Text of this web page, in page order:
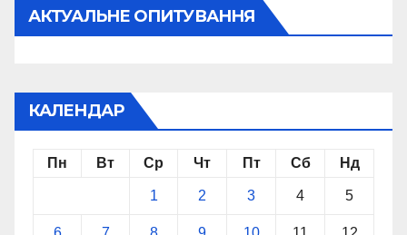
АКТУАЛЬНЕ ОПИТУВАННЯ
КАЛЕНДАР
Пн Вт Ср Чт Пт Сб Нд
1 2 3 4 5